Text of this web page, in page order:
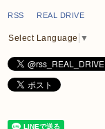
RSS REAL DRIVE
Select Language ▼